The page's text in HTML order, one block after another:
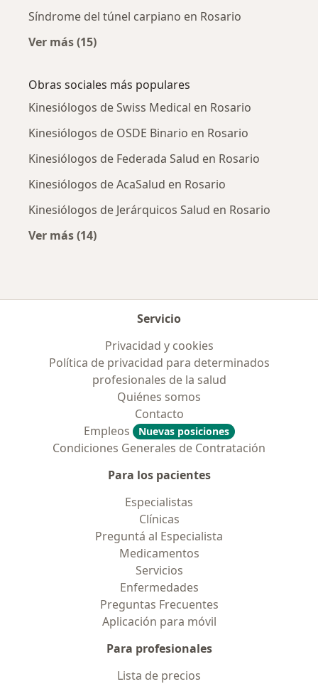
Síndrome del túnel carpiano en Rosario
Ver más (15)
Obras sociales más populares
Kinesiólogos de Swiss Medical en Rosario
Kinesiólogos de OSDE Binario en Rosario
Kinesiólogos de Federada Salud en Rosario
Kinesiólogos de AcaSalud en Rosario
Kinesiólogos de Jerárquicos Salud en Rosario
Ver más (14)
Servicio
Privacidad y cookies
Política de privacidad para determinados
profesionales de la salud
Quiénes somos
Contacto
Empleos
Nuevas posiciones
Condiciones Generales de Contratación
Para los pacientes
Especialistas
Clínicas
Preguntá al Especialista
Medicamentos
Servicios
Enfermedades
Preguntas Frecuentes
Aplicación para móvil
Para profesionales
Lista de precios